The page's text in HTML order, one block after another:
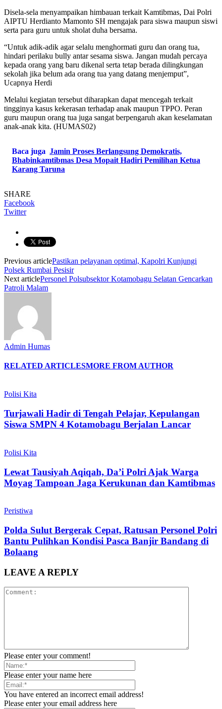
Disela-sela menyampaikan himbauan terkait Kamtibmas, Dai Polri
AIPTU Herdianto Mamonto SH mengajak para siswa maupun siswi
serta para guru untuk sholat duha bersama.
“Untuk adik-adik agar selalu menghormati guru dan orang tua,
hindari perilaku bully antar sesama siswa. Jangan mudah percaya
kepada orang yang baru dikenal serta tetap berada dilingkungan
sekolah jika belum ada orang tua yang datang menjemput”,
Ucapnya Herdi
Melalui kegiatan tersebut diharapkan dapat mencegah terkait
tingginya kasus kekerasan terhadap anak maupun TPPO. Peran
guru maupun orang tua juga sangat berpengaruh akan keselamatan
anak-anak kita. (HUMAS02)
Baca juga Jamin Proses Berlangsung Demokratis,
Bhabinkamtibmas Desa Mopait Hadiri Pemilihan Ketua
Karang Taruna
SHARE
Facebook
Twitter
Previous articlePastikan pelayanan optimal, Kapolri Kunjungi
Polsek Rumbai Pesisir
Next articlePersonel Polsubsektor Kotamobagu Selatan Gencarkan
Patroli Malam
Admin Humas
RELATED ARTICLESMORE FROM AUTHOR
Polisi Kita
Turjawali Hadir di Tengah Pelajar, Kepulangan
Siswa SMPN 4 Kotamobagu Berjalan Lancar
Polisi Kita
Lewat Tausiyah Aqiqah, Da’i Polri Ajak Warga
Moyag Tampoan Jaga Kerukunan dan Kamtibmas
Peristiwa
Polda Sulut Bergerak Cepat, Ratusan Personel Polri
Bantu Pulihkan Kondisi Pasca Banjir Bandang di
Bolaang
LEAVE A REPLY
Please enter your comment!
Please enter your name here
You have entered an incorrect email address!
Please enter your email address here